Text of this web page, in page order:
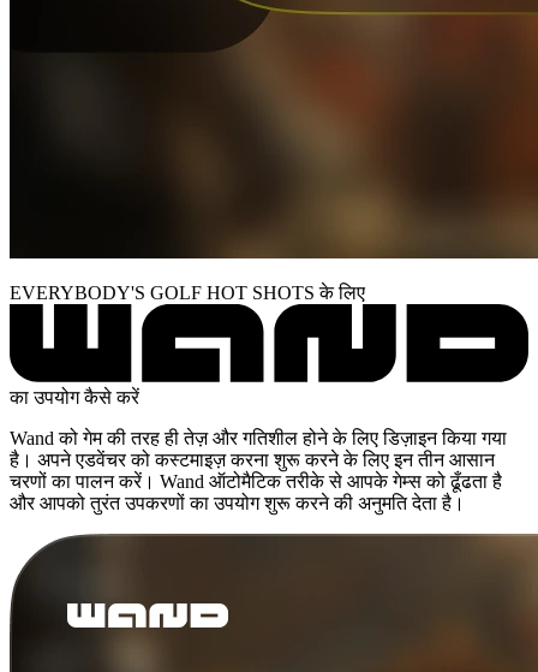
EVERYBODY'S GOLF HOT SHOTS के लिए
का उपयोग कैसे करें
Wand को गेम की तरह ही तेज़ और गतिशील होने के लिए डिज़ाइन किया गया
है। अपने एडवेंचर को कस्टमाइज़ करना शुरू करने के लिए इन तीन आसान
चरणों का पालन करें। Wand ऑटोमैटिक तरीके से आपके गेम्स को ढूँढता है
और आपको तुरंत उपकरणों का उपयोग शुरू करने की अनुमति देता है।